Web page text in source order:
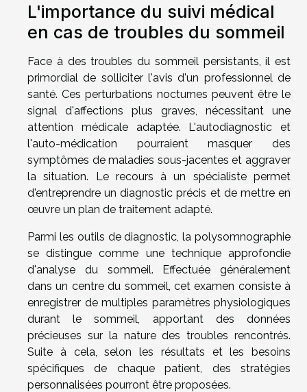
L'importance du suivi médical
en cas de troubles du sommeil
Face à des troubles du sommeil persistants, il est
primordial de solliciter l'avis d'un professionnel de
santé. Ces perturbations nocturnes peuvent être le
signal d'affections plus graves, nécessitant une
attention médicale adaptée. L'autodiagnostic et
l'auto-médication pourraient masquer des
symptômes de maladies sous-jacentes et aggraver
la situation. Le recours à un spécialiste permet
d'entreprendre un diagnostic précis et de mettre en
œuvre un plan de traitement adapté.
Parmi les outils de diagnostic, la polysomnographie
se distingue comme une technique approfondie
d'analyse du sommeil. Effectuée généralement
dans un centre du sommeil, cet examen consiste à
enregistrer de multiples paramètres physiologiques
durant le sommeil, apportant des données
précieuses sur la nature des troubles rencontrés.
Suite à cela, selon les résultats et les besoins
spécifiques de chaque patient, des stratégies
personnalisées pourront être proposées.